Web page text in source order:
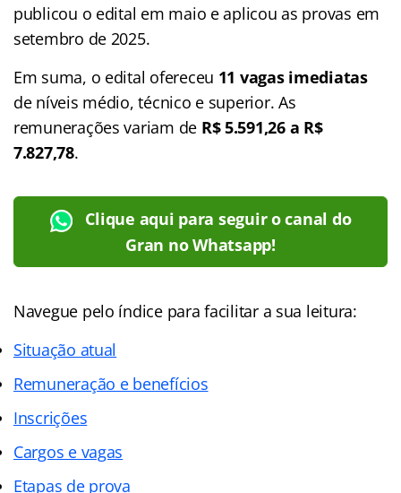
publicou o edital em maio e aplicou as provas em
setembro de 2025.
Em suma, o edital ofereceu 11 vagas imediatas
de níveis médio, técnico e superior. As
remunerações variam de R$ 5.591,26 a R$
7.827,78.
Clique aqui para seguir o canal do
Gran no Whatsapp!
Navegue pelo índice para facilitar a sua leitura:
Situação atual
Remuneração e benefícios
Inscrições
Cargos e vagas
Etapas de prova